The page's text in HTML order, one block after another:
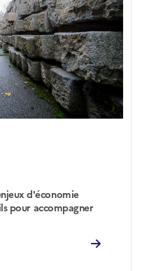
d'économie
pour accompagner